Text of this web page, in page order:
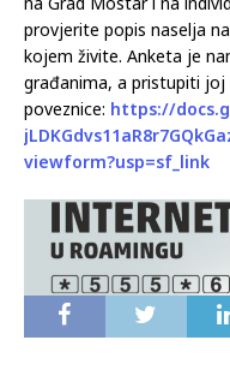
Anketa sadrži pitanja o
Grada Mostara,
stanovanja na području
na Grad Mostar i na
provjerite popis naselja
kojem živite. Anketa je
građanima, a pristupiti joj
poveznice:https://
viewform?usp=sf_link